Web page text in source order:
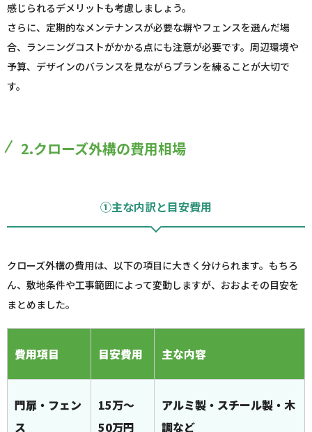
感じられるデメリットも考慮しましょう。
さらに、定期的なメンテナンスが必要な塀やフェンスを選んだ場
合、ランニングコストがかかる点にも注意が必要です。周辺環境や
予算、デザインのバランスを見ながらプランを練ることが大切で
す。
2.クローズ外構の費用相場
①主な内訳と目安費用
クローズ外構の費用は、以下の項目に大きく分けられます。もちろ
ん、敷地条件や工事範囲によって変動しますが、おおよその目安を
まとめました。
費用項目 目安費用 主な内容
門扉・フェン
ス
15万～
50万円
アルミ製・スチール製・木
調など